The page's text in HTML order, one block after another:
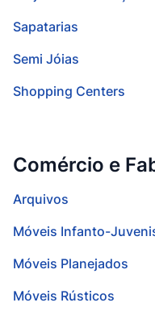
Sapatarias
Semi Jóias
Shopping Centers
Comércio e
Arquivos
Móveis Infanto-
Móveis Planejados
Móveis Rústicos